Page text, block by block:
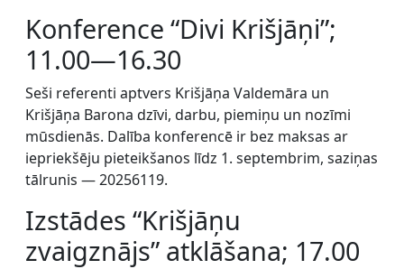
Konference “Divi Krišjāņi”;
11.00—16.30
Seši referenti aptvers Krišjāņa Valdemāra un
Krišjāņa Barona dzīvi, darbu, piemiņu un nozīmi
mūsdienās. Dalība konferencē ir bez maksas ar
iepriekšēju pieteikšanos līdz 1. septembrim, saziņas
tālrunis — 20256119.
Izstādes “Krišjāņu
zvaigznājs” atklāšana; 17.00